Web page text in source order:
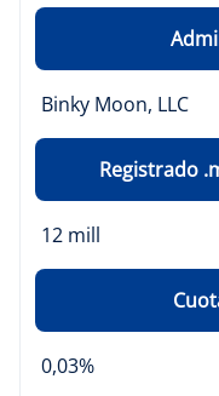
Binky Moon, LLC
Registrado
12 mill
0,03%